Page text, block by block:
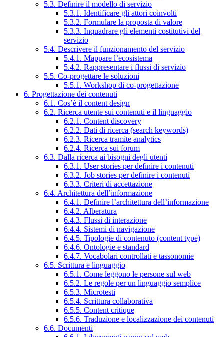
5.3. Definire il modello di servizio
5.3.1. Identificare gli attori coinvolti
5.3.2. Formulare la proposta di valore
5.3.3. Inquadrare gli elementi costitutivi del
servizio
5.4. Descrivere il funzionamento del servizio
5.4.1. Mappare l’ecosistema
5.4.2. Rappresentare i flussi di servizio
5.5. Co-progettare le soluzioni
5.5.1. Workshop di co-progettazione
6. Progettazione dei contenuti
6.1. Cos’è il content design
6.2. Ricerca utente sui contenuti e il linguaggio
6.2.1. Content discovery
6.2.2. Dati di ricerca (search keywords)
6.2.3. Ricerca tramite analytics
6.2.4. Ricerca sui forum
6.3. Dalla ricerca ai bisogni degli utenti
6.3.1. User stories per definire i contenuti
6.3.2. Job stories per definire i contenuti
6.3.3. Criteri di accettazione
6.4. Architettura dell’informazione
6.4.1. Definire l’architettura dell’informazione
6.4.2. Alberatura
6.4.3. Flussi di interazione
6.4.4. Sistemi di navigazione
6.4.5. Tipologie di contenuto (content type)
6.4.6. Ontologie e standard
6.4.7. Vocabolari controllati e tassonomie
6.5. Scrittura e linguaggio
6.5.1. Come leggono le persone sul web
6.5.2. Le regole per un linguaggio semplice
6.5.3. Microtesti
6.5.4. Scrittura collaborativa
6.5.5. Content critique
6.5.6. Traduzione e localizzazione dei contenuti
6.6. Documenti